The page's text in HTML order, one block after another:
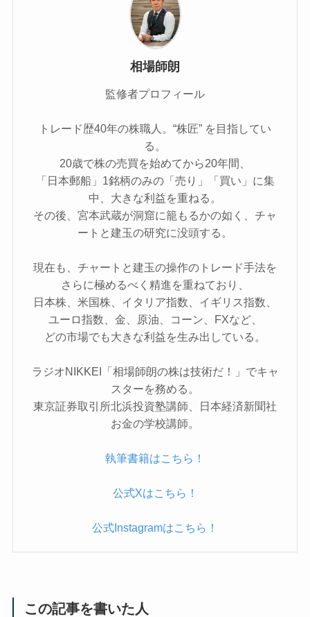
相場師朗
監修者プロフィール
トレード歴40年の株職人。“株匠” を目指してい
る。
20歳で株の売買を始めてから20年間、
「日本郵船」1銘柄のみの「売り」「買い」に集
中、大きな利益を重ねる。
その後、宮本武蔵が洞窟に籠もるかの如く、チャ
ートと建玉の研究に没頭する。
現在も、チャートと建玉の操作のトレード手法を
さらに極めるべく精進を重ねており、
日本株、米国株、イタリア指数、イギリス指数、
ユーロ指数、金、原油、コーン、FXなど、
どの市場でも大きな利益を生み出している。
ラジオNIKKEI「相場師朗の株は技術だ！」でキャ
スターを務める。
東京証券取引所北浜投資塾講師、日本経済新聞社
お金の学校講師。
執筆書籍はこちら！
公式Xはこちら！
公式Instagramはこちら！
この記事を書いた人